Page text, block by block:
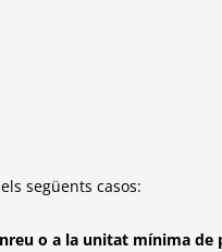
següents casos:
o a la unitat mínima de